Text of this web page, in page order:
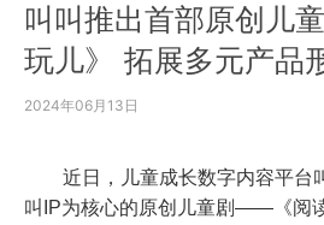
叫叫App
叫叫IP
关于我们
叫叫推出首部原创儿
玩儿》 拓展多元产品
2024年06月13日
近日，儿童成长数字内容平台
叫 IP为核心的原创儿童剧——《阅